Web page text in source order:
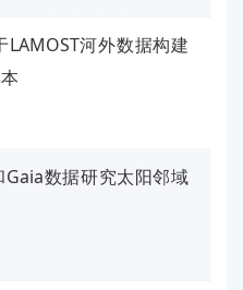
河外数据构建
数据研究太阳邻域